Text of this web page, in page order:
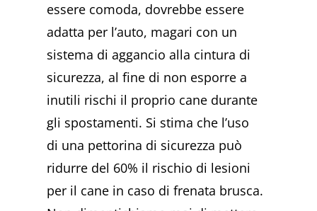
essere comoda, dovrebbe essere
adatta per l’auto, magari con un
sistema di aggancio alla cintura di
sicurezza, al fine di non esporre a
inutili rischi il proprio cane durante
gli spostamenti. Si stima che l’uso
di una pettorina di sicurezza può
ridurre del 60% il rischio di lesioni
per il cane in caso di frenata brusca.